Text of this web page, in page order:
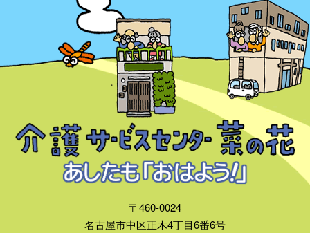
〒460-0024
名古屋市中区正木4丁目6番6号